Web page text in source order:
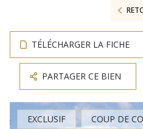
TÉLÉCHARGER LA FICHE
PARTAGER CE BIEN
EXCLUSIF COUP DE